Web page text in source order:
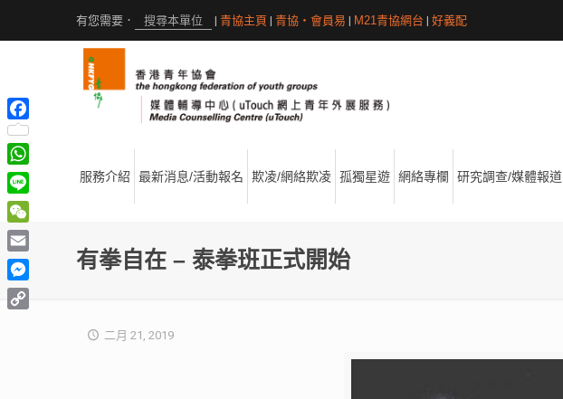
| 青協主頁 | 青協・會員易 | M21青協網台 | 好義配
服務介紹 最新消息/活動報名 欺凌/網絡欺凌 孤獨星遊 網絡專欄 研究調查/媒體報道
有拳自在 – 泰拳班正式開始
二月 21, 2019
Facebook
WhatsApp
Line
WeChat
Email
Messenger